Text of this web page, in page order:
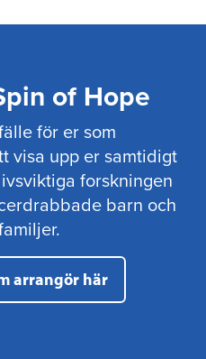
of Hope
för er som
visa upp er samtidigt
forskningen
barn och
arrangör här